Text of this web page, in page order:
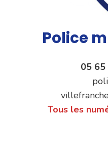
Police
05
Tous les